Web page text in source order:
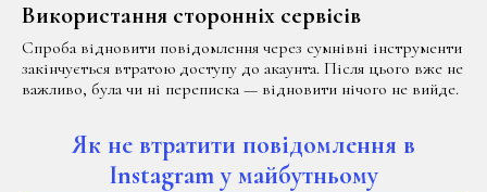
Використання сторонніх сервісів
Спроба відновити повідомлення через сумнівні інструменти
закінчується втратою доступу до акаунта. Після цього вже не
важливо, була чи ні переписка — відновити нічого не вийде.
Як не втратити повідомлення в
Instagram у майбутньому